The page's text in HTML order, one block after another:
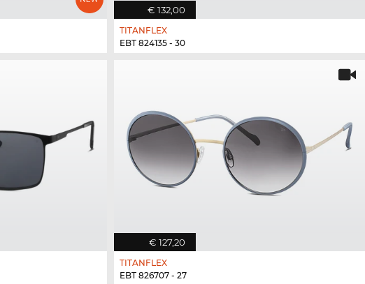
€ 132,00
TITANFLEX
EBT 824135 - 30
€ 127,20
TITANFLEX
EBT 826707 - 27